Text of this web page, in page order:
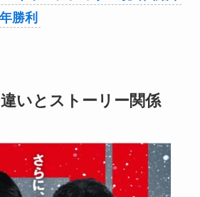
勝利
いとストーリー関係